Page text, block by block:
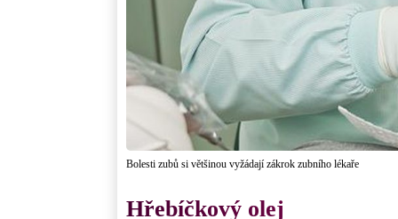
Bolesti zubů si většinou vyžádají zákrok zubního lékaře
Hřebíčkový olej